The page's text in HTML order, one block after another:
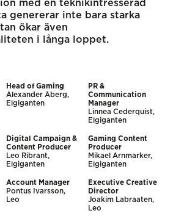
med en teknikintresserad
genererar inte bara starka
ökar även
i långa loppet.
Head of Gaming
Alexander Åberg,
Elgiganten
PR &
Communication
Manager
Linnea Cederquist,
Elgiganten
Digital Campaign &
Content Producer
Leo Ribrant,
Elgiganten
Gaming Content
Producer
Mikael Arnmarker,
Elgiganten
Account Manager
Pontus Ivarsson,
Leo
Executive Creative
Director
Joakim Labraaten,
Leo